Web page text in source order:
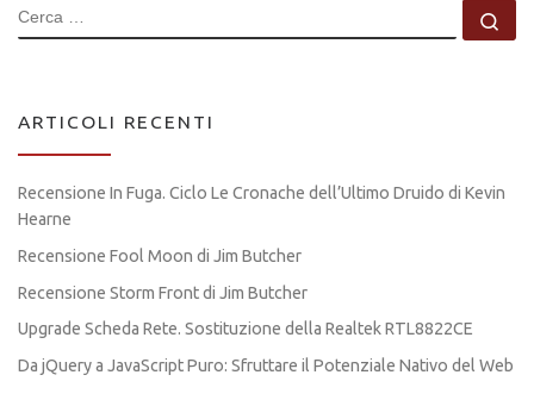
CERCA
ARTICOLI RECENTI
Recensione In Fuga. Ciclo Le Cronache dell’Ultimo Druido di Kevin
Hearne
Recensione Fool Moon di Jim Butcher
Recensione Storm Front di Jim Butcher
Upgrade Scheda Rete. Sostituzione della Realtek RTL8822CE
Da jQuery a JavaScript Puro: Sfruttare il Potenziale Nativo del Web